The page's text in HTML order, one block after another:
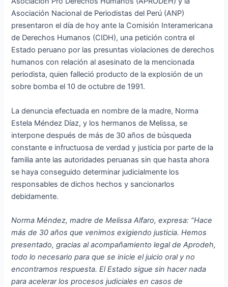
Asociación Nacional de Periodistas del Perú (ANP)
presentaron el día de hoy ante la Comisión Interamericana
de Derechos Humanos (CIDH), una petición contra el
Estado peruano por las presuntas violaciones de derechos
humanos con relación al asesinato de la mencionada
periodista, quien falleció producto de la explosión de un
sobre bomba el 10 de octubre de 1991.
La denuncia efectuada en nombre de la madre, Norma
Estela Méndez Díaz, y los hermanos de Melissa, se
interpone después de más de 30 años de búsqueda
constante e infructuosa de verdad y justicia por parte de la
familia ante las autoridades peruanas sin que hasta ahora
se haya conseguido determinar judicialmente los
responsables de dichos hechos y sancionarlos
debidamente.
Norma Méndez, madre de Melissa Alfaro, expresa: “Hace
más de 30 años que venimos exigiendo justicia. Hemos
presentado, gracias al acompañamiento legal de Aprodeh,
todo lo necesario para que se inicie el juicio oral y no
encontramos respuesta. El Estado sigue sin hacer nada
para acelerar los procesos judiciales en casos de